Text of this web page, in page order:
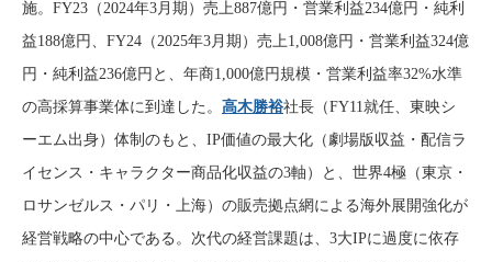
施。FY23（2024年3月期）売上887億円・営業利益234億円・純利
益188億円、FY24（2025年3月期）売上1,008億円・営業利益324億
円・純利益236億円と、年商1,000億円規模・営業利益率32%水準
の高採算事業体に到達した。 高木勝裕社長（FY11就任、東映シ
ーエム出身）体制のもと、IP価値の最大化（劇場版収益・配信ラ
イセンス・キャラクター商品化収益の3軸）と、世界4極（東京・
ロサンゼルス・パリ・上海）の販売拠点網による海外展開強化が
経営戦略の中心である。次代の経営課題は、3大IPに過度に依存